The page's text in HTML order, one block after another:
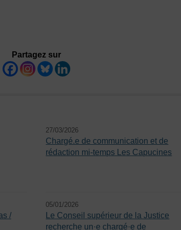
Partagez sur
27/03/2026
Chargé.e de communication et de
rédaction mi-temps Les Capucines
/
05/01/2026
Le Conseil supérieur de la Justice
recherche un·e chargé·e de